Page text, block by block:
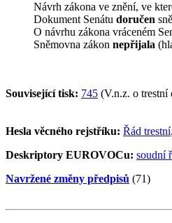
Návrh zákona ve znění, ve
Dokument Senátu doručen
O návrhu zákona vráceném
Sněmovna zákon nepřijala
Související tisk: 745 (V.n.z. o trestní
Hesla věcného rejstříku: Řád trestní,
Deskriptory EUROVOCu: soudní
Navržené změny předpisů (71)